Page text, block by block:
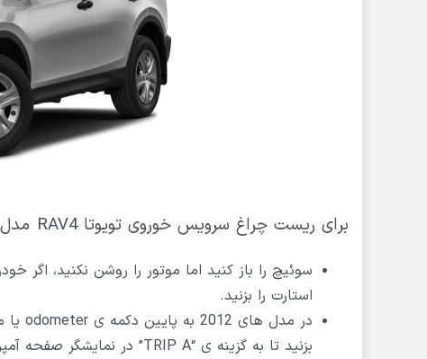
برای ریست چراغ سرویس خوروی تویوتا RAV4 مدل 2006 تا 2015 طبق مراحل زیر پیش می رویم:
سوئیچ را باز کنید اما موتور را روشن نکنید،
استارت را بزنید.
بزنید تا به گزینه ی “TRIP A” در نمایشگر صفحه آمپر برسید.